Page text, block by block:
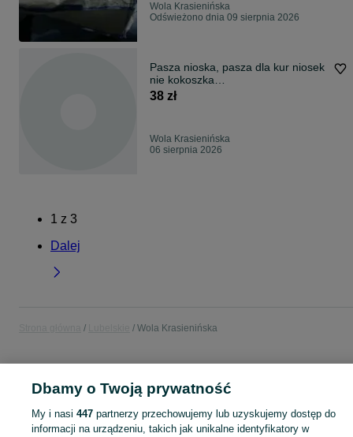
Wola Krasienińska
Odświeżono dnia 09 sierpnia 2026
Pasza nioska, pasza dla kur niosek
nie kokoszka
smakoszka,nutrena,sano
38 zł
Wola Krasienińska
06 sierpnia 2026
1 z 3
Dalej
Wola Krasienińska
mikrofon akg mini nawozy
Dbamy o Twoją prywatność
My i nasi 447partnerzy przechowujemy lub uzyskujemy dostęp do
informacji na urządzeniu, takich jak unikalne identyfikatory w